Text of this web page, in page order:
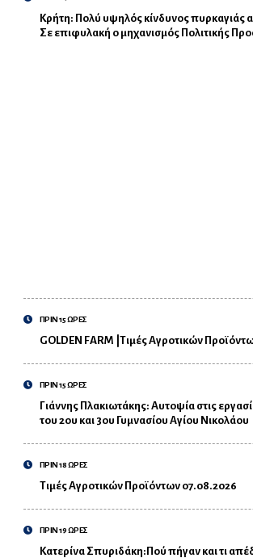
Κρήτη: Πολύ υψηλός κίνδυνος πυρκαγιάς
Σε επιφυλακή ο μηχανισμός Πολιτικής
ΠΡΙΝ 15 ΩΡΕΣ
GOLDEN FARM |Τιμές Αγροτικών
ΠΡΙΝ 15 ΩΡΕΣ
Γιάννης Πλακιωτάκης: Αυτοψία στις
του 2ου και 3ου Γυμνασίου Αγίου Νικολάου
ΠΡΙΝ 18 ΩΡΕΣ
Τιμές Αγροτικών Προϊόντων 07.08.2026
ΠΡΙΝ 19 ΩΡΕΣ
Κατερίνα Σπυριδάκη:Πού πήγαν και τι